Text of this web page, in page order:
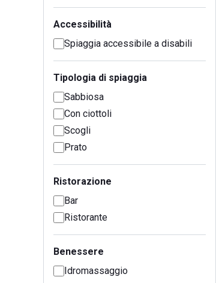
Accessibilità
Spiaggia accessibile a disabili
Tipologia di spiaggia
Sabbiosa
Con ciottoli
Scogli
Prato
Ristorazione
Bar
Ristorante
Benessere
Idromassaggio